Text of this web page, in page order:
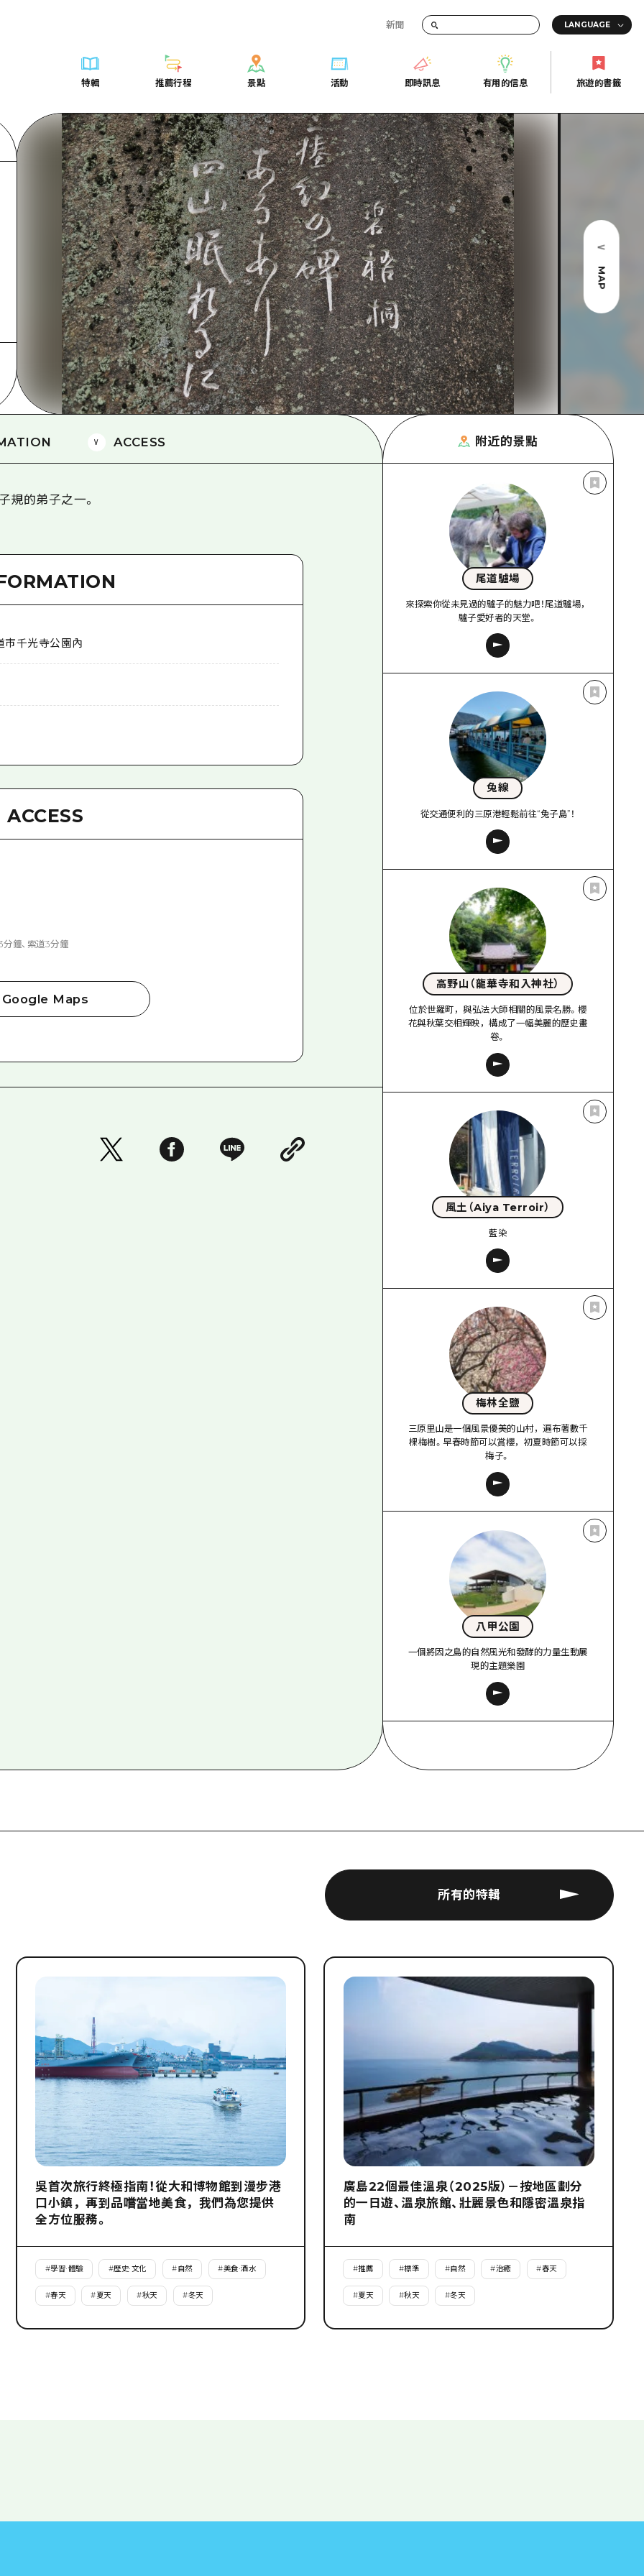
新聞
特輯
騎自行車
購物
運動
夜晚生活
世界遺產
學習·體驗
標準
歷史·文化
治癒
自然
推薦行程
Dive! Hiroshima 官方向導
廣島隨意旅行
廣島市內
安芸
答對了
美北
藝北
宮島周邊
東山口
短途旅行
半天
一日遊
1晚2天
2晚3天
景點
列表
廣島市內
安芸
答對了
美北
藝北
宮島周邊
東山口
愛媛
島根
活動
即時訊息
有用的信息
列表
存取
輔助流量摘要
設施擁堵
超值遊覽門票
行李寄存及運送服務
廣島好客通行證
廣島免費 Wi-Fi
面向外國遊客的街角旅遊信息中心
志願者指南
廣島視頻
常見問題
照片下載
災難發生期間的交通資訊
廣島縣觀光宣傳冊
旅遊的書籤
美食·酒水 世界遺產
歷史·文化
自然
Dive! Hiroshima 官方向導
藝北
宮島周邊
東山口
2晚3天
美北
藝北
宮島周邊
東山口
愛媛
島根
送服務
廣島免費 Wi-Fi
面向外國遊客的街角旅遊信息中心
廣島視頻
災難發生期間的交通資訊
MAP
ACCESS
規的弟子之一。
市千光寺公園內
ACCESS
鐘、索道3分鐘
Google Maps
附近的景點
尾道驢場
來探索你從未見過的驢子的魅力吧！尾道驢場，
驢子愛好者的天堂。
兔線
從交通便利的三原港輕鬆前往“兔子島”！
高野山（龍華寺和入神社）
位於世羅町，與弘法大師相關的風景名勝。櫻
花與秋葉交相輝映，構成了一幅美麗的歷史畫
卷。
風土（Aiya Terroir）
藍染
梅林全鹽
三原里山是一個風景優美的山村，遍布著數千
棵梅樹。早春時節可以賞櫻，初夏時節可以採
梅子。
八甲公園
一個將因之島的自然風光和發酵的力量生動展
現的主題樂園
所有的特輯
吳首次旅行終極指南！從大和博物館到漫步港
口小鎮，再到品嚐當地美食，我們為您提供
全方位服務。
#學習·體驗 #歷史·文化 #自然 #美食·酒水
#春天 #夏天 #秋天 #冬天
廣島22個最佳溫泉（2025版）－按地區劃分
的一日遊、溫泉旅館、壯麗景色和隱密溫泉指
南
#推薦 #標準 #自然 #治癒 #春天
#夏天 #秋天 #冬天